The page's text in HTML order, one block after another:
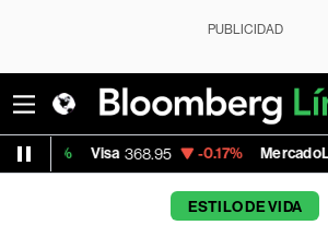
PUBLICIDAD
-0.17% MercadoLibre 1,918.30
ESTILO DE VIDA